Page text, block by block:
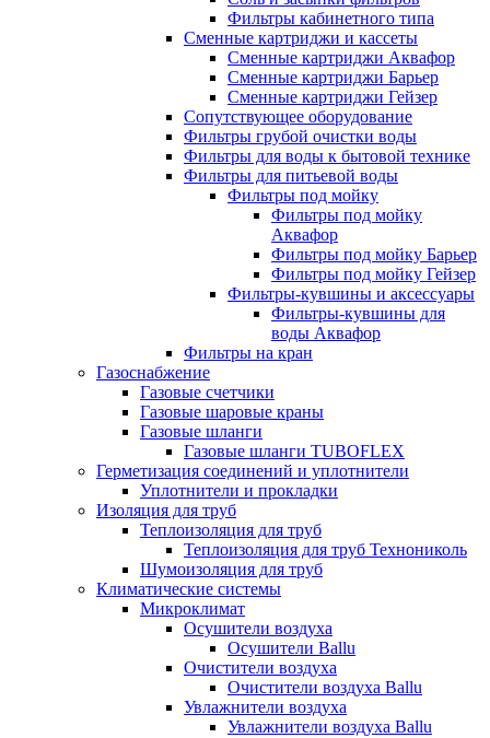
Фильтры кабинетного типа
Сменные картриджи и кассеты
Сменные картриджи Аквафор
Сменные картриджи Барьер
Сменные картриджи Гейзер
Сопутствующее оборудование
Фильтры грубой очистки воды
Фильтры для воды к бытовой технике
Фильтры для питьевой воды
Фильтры под мойку
Фильтры под мойку
Аквафор
Фильтры под мойку Барьер
Фильтры под мойку Гейзер
Фильтры-кувшины и аксессуары
Фильтры-кувшины для
воды Аквафор
Фильтры на кран
Газоснабжение
Газовые счетчики
Газовые шаровые краны
Газовые шланги
Газовые шланги TUBOFLEX
Герметизация соединений и уплотнители
Уплотнители и прокладки
Изоляция для труб
Теплоизоляция для труб
Теплоизоляция для труб Технониколь
Шумоизоляция для труб
Климатические системы
Микроклимат
Осушители воздуха
Осушители Ballu
Очистители воздуха
Очистители воздуха Ballu
Увлажнители воздуха
Увлажнители воздуха Ballu